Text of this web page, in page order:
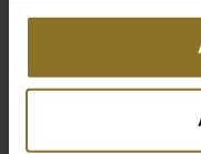
gesammelt haben.